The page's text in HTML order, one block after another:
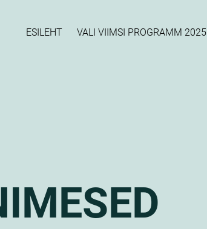
ESILEHT VALI VIIMSI PROGRAMM 2025